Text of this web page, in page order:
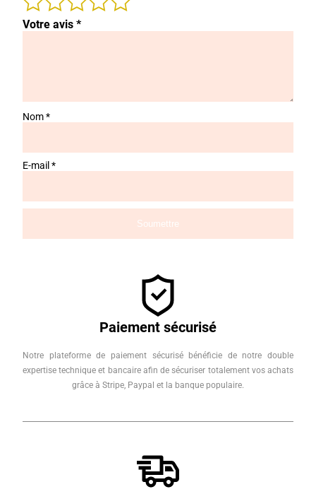
Votre avis *
Nom*
E-mail *
Paiement sécurisé
Notre plateforme de paiement sécurisé bénéficie de notre double
expertise technique et bancaire afin de sécuriser totalement vos achats
grâce à Stripe, Paypal et la banque populaire.